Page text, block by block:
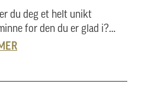
du deg et helt unikt
for den du er glad i?
Sten utarbeider også helt